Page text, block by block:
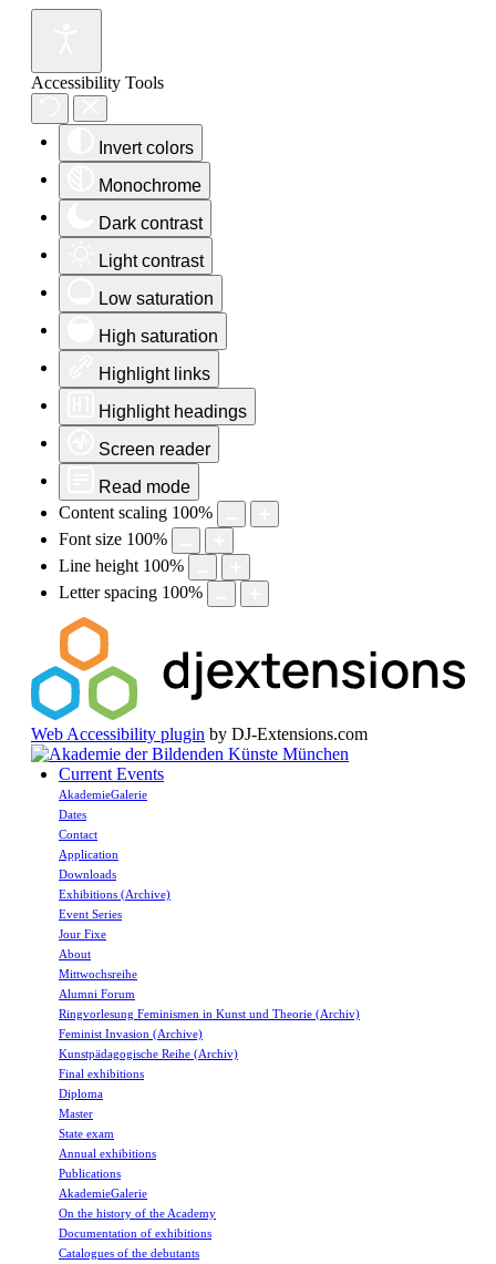
Accessibility Tools
Invert colors
Monochrome
Dark contrast
Light contrast
Low saturation
High saturation
Highlight links
Highlight headings
Screen reader
Read mode
Content scaling 100%
Font size 100%
Line height 100%
Letter spacing 100%
Web Accessibility plugin by DJ-Extensions.com
Current Events
AkademieGalerie
Dates
Contact
Application
Downloads
Exhibitions (Archive)
Event Series
Jour Fixe
About
Mittwochsreihe
Alumni Forum
Ringvorlesung Feminismen in Kunst und Theorie (Archiv)
Feminist Invasion (Archive)
Kunstpädagogische Reihe (Archiv)
Final exhibitions
Diploma
Master
State exam
Annual exhibitions
Publications
AkademieGalerie
On the history of the Academy
Documentation of exhibitions
Catalogues of the debutants